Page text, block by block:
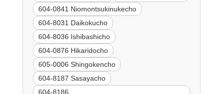
604-0841 Niomontsukinukecho
604-8031 Daikokucho
604-8036 Ishibashicho
604-0876 Hikaridocho
605-0006 Shingokencho
604-8187 Sasayacho
604-8186